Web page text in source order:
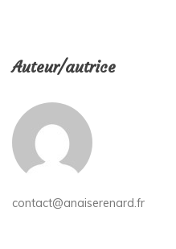
Auteur/autrice
contact@anaiserenard.fr